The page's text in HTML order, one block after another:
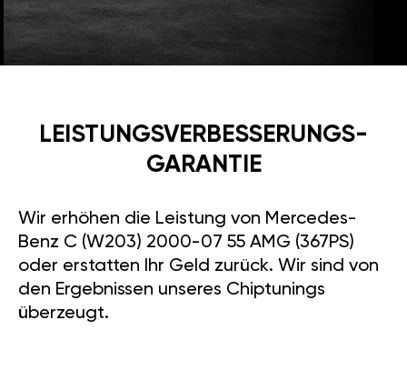
LEISTUNGSVERBESSE­RUNGS­
GARANTIE
Wir erhöhen die Leistung von Mercedes-
Benz C (W203) 2000-07 55 AMG (367PS)
oder erstatten Ihr Geld zurück. Wir sind von
den Ergebnissen unseres Chiptunings
überzeugt.